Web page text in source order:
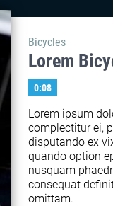
Bicycles
Lorem
0:08
Lorem ipsum
complectitur ei,
disputando ex
quando option
nusquam
consequat
omittam.